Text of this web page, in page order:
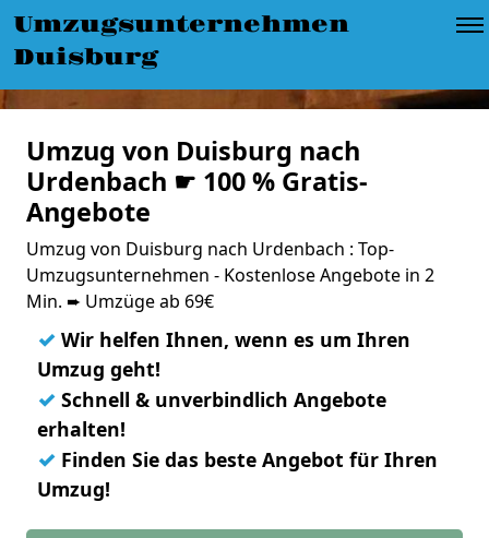
Umzugsunternehmen
Duisburg
Umzug von Duisburg nach
Urdenbach ☛ 100 % Gratis-
Angebote
Umzug von Duisburg nach Urdenbach : Top-
Umzugsunternehmen - Kostenlose Angebote in 2
Min. ➨ Umzüge ab 69€
✓ Wir helfen Ihnen, wenn es um Ihren
Umzug geht!
✓ Schnell & unverbindlich Angebote
erhalten!
✓ Finden Sie das beste Angebot für Ihren
Umzug!